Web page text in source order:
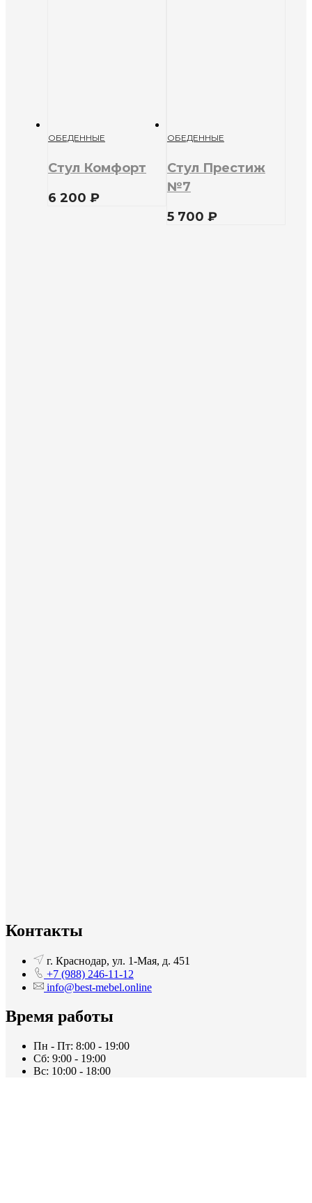
ОБЕДЕННЫЕ
Стул Комфорт
6 200 ₽
ОБЕДЕННЫЕ
Стул Престиж
№7
5 700 ₽
Контакты
г. Краснодар, ул. 1-Мая, д. 451
+7 (988) 246-11-12
info@best-mebel.online
Время работы
Пн - Пт: 8:00 - 19:00
Сб: 9:00 - 19:00
Вс: 10:00 - 18:00